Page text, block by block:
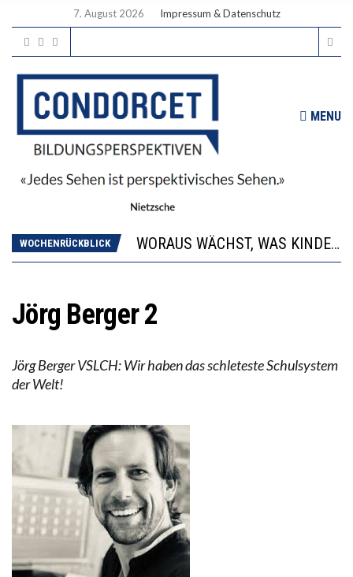
7. August 2026 Impressum & Datenschutz
MENU
WOCHENRÜCKBLICK
WORAUS WÄCHST, WAS KINDER TRÄGT
“WIR BEOBACHTEN EINEN REGELRECHTEN STURZFLUG BEI DEN LERNLEISTUNGEN”
Jörg Berger 2
Jörg Berger VSLCH: Wir haben das schleteste Schulsystem
der Welt!